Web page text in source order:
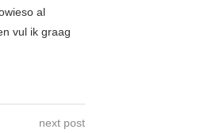
al
vul ik graag
next post